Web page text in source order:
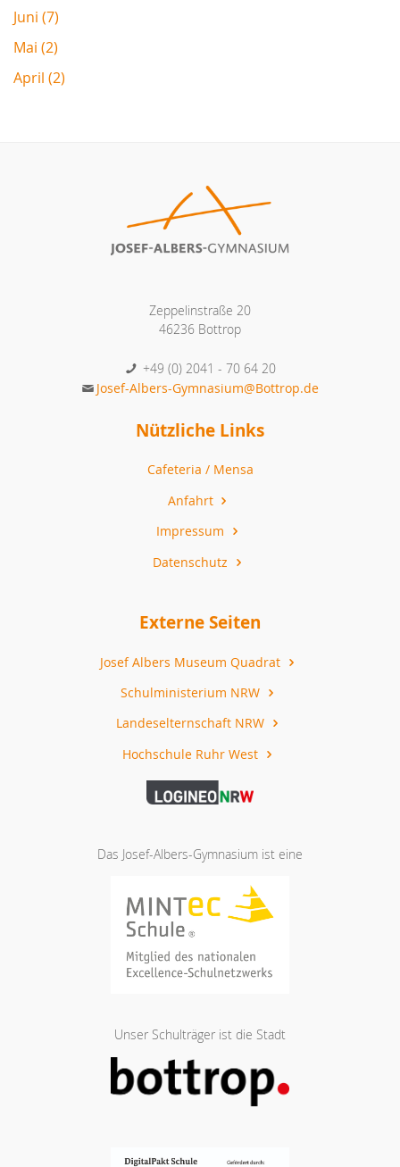
Juni (7)
Mai (2)
April (2)
Zeppelinstraße 20
46236 Bottrop
+49 (0) 2041 - 70 64 20
Josef-Albers-Gymnasium@Bottrop.de
Nützliche Links
Cafeteria / Mensa
Anfahrt
Impressum
Datenschutz
Externe Seiten
Josef Albers Museum Quadrat
Schulministerium NRW
Landeselternschaft NRW
Hochschule Ruhr West
Das Josef-Albers-Gymnasium ist eine
Unser Schulträger ist die Stadt